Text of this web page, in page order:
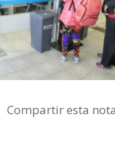
Compartir esta nota